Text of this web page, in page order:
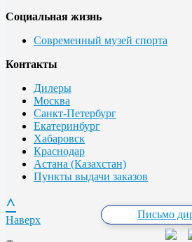
Социальная жизнь
Современный музей спорта
Контакты
Дилеры
Москва
Санкт-Петербург
Екатеринбург
Хабаровск
Краснодар
Астана (Казахстан)
Пункты выдачи заказов
Письмо
^
Наверх